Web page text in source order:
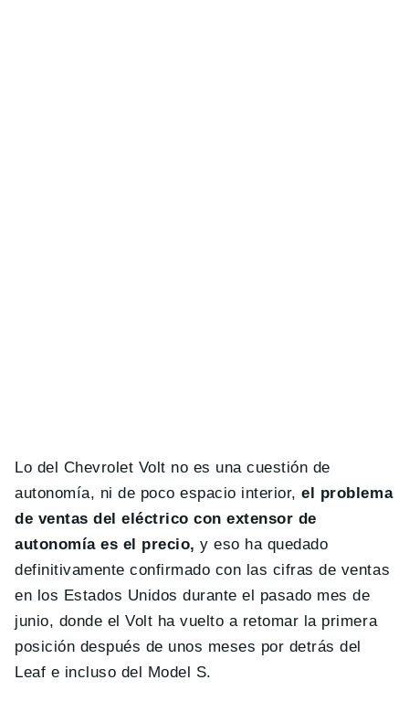
Lo del Chevrolet Volt no es una cuestión de
autonomía, ni de poco espacio interior, el problema
de ventas del eléctrico con extensor de
autonomía es el precio, y eso ha quedado
definitivamente confirmado con las cifras de ventas
en los Estados Unidos durante el pasado mes de
junio, donde el Volt ha vuelto a retomar la primera
posición después de unos meses por detrás del
Leaf e incluso del Model S.